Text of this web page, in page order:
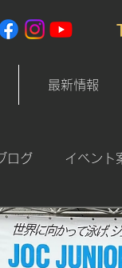
最新情報
ログ イベント